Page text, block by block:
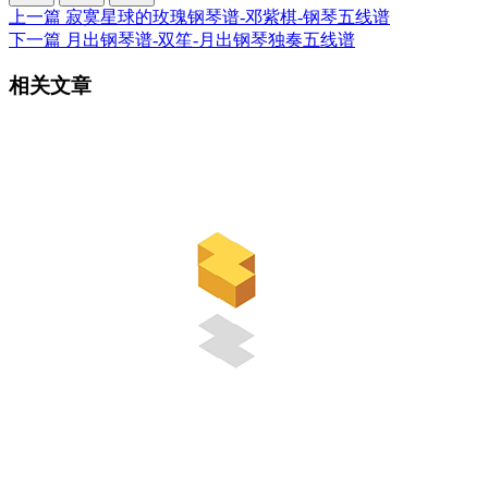
上一篇 寂寞星球的玫瑰钢琴谱-邓紫棋-钢琴五线谱
下一篇 月出钢琴谱-双笙-月出钢琴独奏五线谱
相关文章